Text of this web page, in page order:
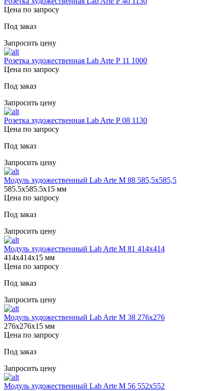
Цена по запросу
Под заказ
Запросить цену
Розетка художественная Lab Arte Р 11 1000
Цена по запросу
Под заказ
Запросить цену
Розетка художественная Lab Arte Р 08 1130
Цена по запросу
Под заказ
Запросить цену
Модуль художественный Lab Arte М 88 585,5х585,5
585.5х585.5х15 мм
Цена по запросу
Под заказ
Запросить цену
Модуль художественный Lab Arte М 81 414х414
414х414х15 мм
Цена по запросу
Под заказ
Запросить цену
Модуль художественный Lab Arte М 38 276х276
276х276х15 мм
Цена по запросу
Под заказ
Запросить цену
Модуль художественный Lab Arte М 56 552х552